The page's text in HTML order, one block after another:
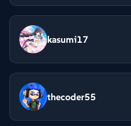
kasumi17
thecoder55